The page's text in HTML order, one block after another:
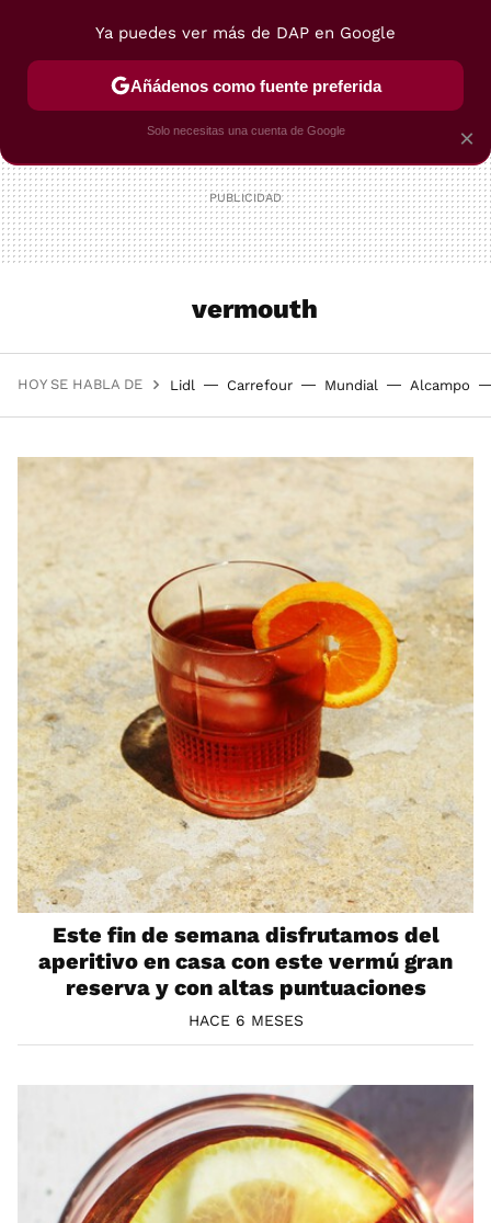
POSTRES VIAJES SELECCIÓN VEGUI
vermouth
HOY SE HABLA DE Lidl Carrefour Mundial Alcampo
Este fin de semana disfrutamos del
aperitivo en casa con este vermú gran
reserva y con altas puntuaciones
HACE 6 MESES
×
Ya puedes ver más de DAP en Google
Añádenos como fuente preferida
Solo necesitas una cuenta de Google